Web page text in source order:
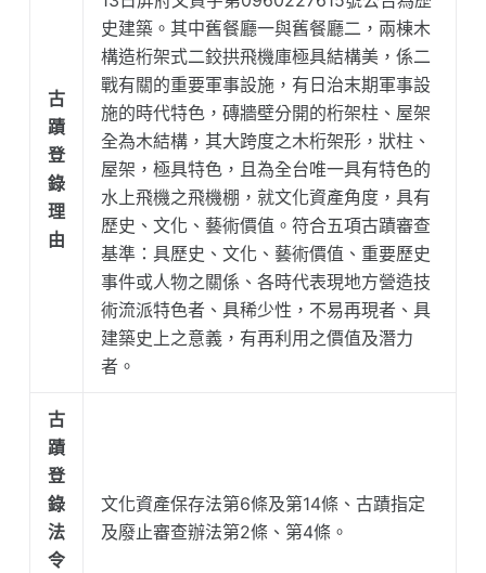
古
蹟
登
錄
理
由
史建築。其中舊餐廳一與舊餐廳二，兩棟木
構造桁架式二鉸拱飛機庫極具結構美，係二
戰有關的重要軍事設施，有日治末期軍事設
施的時代特色，磚牆壁分開的桁架柱、屋架
全為木結構，其大跨度之木桁架形，狀柱、
屋架，極具特色，且為全台唯一具有特色的
水上飛機之飛機棚，就文化資產角度，具有
歷史、文化、藝術價值。符合五項古蹟審查
基準：具歷史、文化、藝術價值、重要歷史
事件或人物之關係、各時代表現地方營造技
術流派特色者、具稀少性，不易再現者、具
建築史上之意義，有再利用之價值及潛力
者。
古
蹟
登
錄
法
令
文化資產保存法第6條及第14條、古蹟指定
及廢止審查辦法第2條、第4條。